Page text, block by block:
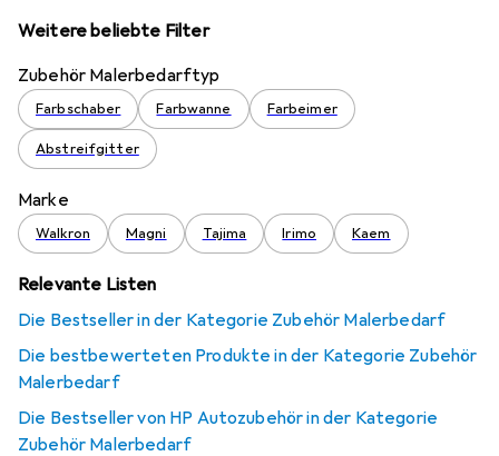
Weitere beliebte Filter
Zubehör Malerbedarftyp
Farbschaber Farbwanne Farbeimer
Abstreifgitter
Marke
Walkron Magni Tajima Irimo Kaem
Relevante Listen
Die Bestseller in der Kategorie Zubehör Malerbedarf
Die bestbewerteten Produkte in der Kategorie Zubehör
Malerbedarf
Die Bestseller von HP Autozubehör in der Kategorie
Zubehör Malerbedarf